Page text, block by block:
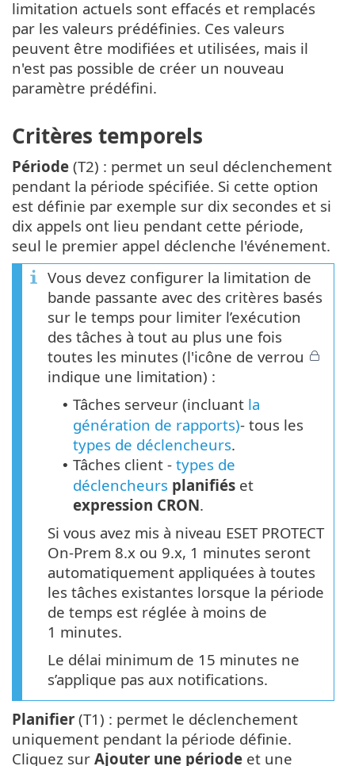
limitation actuels sont effacés et remplacés
par les valeurs prédéfinies. Ces valeurs
peuvent être modifiées et utilisées, mais il
n'est pas possible de créer un nouveau
paramètre prédéfini.
Critères temporels
Période (T2) : permet un seul déclenchement
pendant la période spécifiée. Si cette option
est définie par exemple sur dix secondes et si
dix appels ont lieu pendant cette période,
seul le premier appel déclenche l'événement.
Vous devez configurer la limitation de
bande passante avec des critères basés
sur le temps pour limiter l’exécution
des tâches à tout au plus une fois
toutes les minutes (l'icône de verrou
indique une limitation) :
• Tâches serveur (incluant la
génération de rapports)- tous les
types de déclencheurs.
• Tâches client - types de
déclencheurs planifiés et
expression CRON.
Si vous avez mis à niveau ESET PROTECT
On-Prem 8.x ou 9.x, 1 minutes seront
automatiquement appliquées à toutes
les tâches existantes lorsque la période
de temps est réglée à moins de
1 minutes.
Le délai minimum de 15 minutes ne
s’applique pas aux notifications.
Planifier (T1) : permet le déclenchement
uniquement pendant la période définie.
Cliquez sur Ajouter une période et une